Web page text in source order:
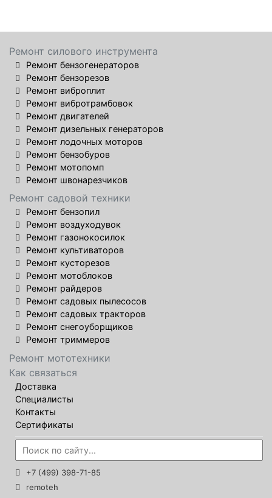
Ремонт силового инструмента
Ремонт бензогенераторов
Ремонт бензорезов
Ремонт виброплит
Ремонт вибротрамбовок
Ремонт двигателей
Ремонт дизельных генераторов
Ремонт лодочных моторов
Ремонт бензобуров
Ремонт мотопомп
Ремонт швонарезчиков
Ремонт садовой техники
Ремонт бензопил
Ремонт воздуходувок
Ремонт газонокосилок
Ремонт культиваторов
Ремонт кусторезов
Ремонт мотоблоков
Ремонт райдеров
Ремонт садовых пылесосов
Ремонт садовых тракторов
Ремонт снегоуборщиков
Ремонт триммеров
Ремонт мототехники
Как связаться
Доставка
Специалисты
Контакты
Сертификаты
+7 (499) 398-71-85
remoteh